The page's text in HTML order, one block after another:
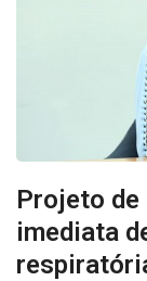
Projeto
imediata